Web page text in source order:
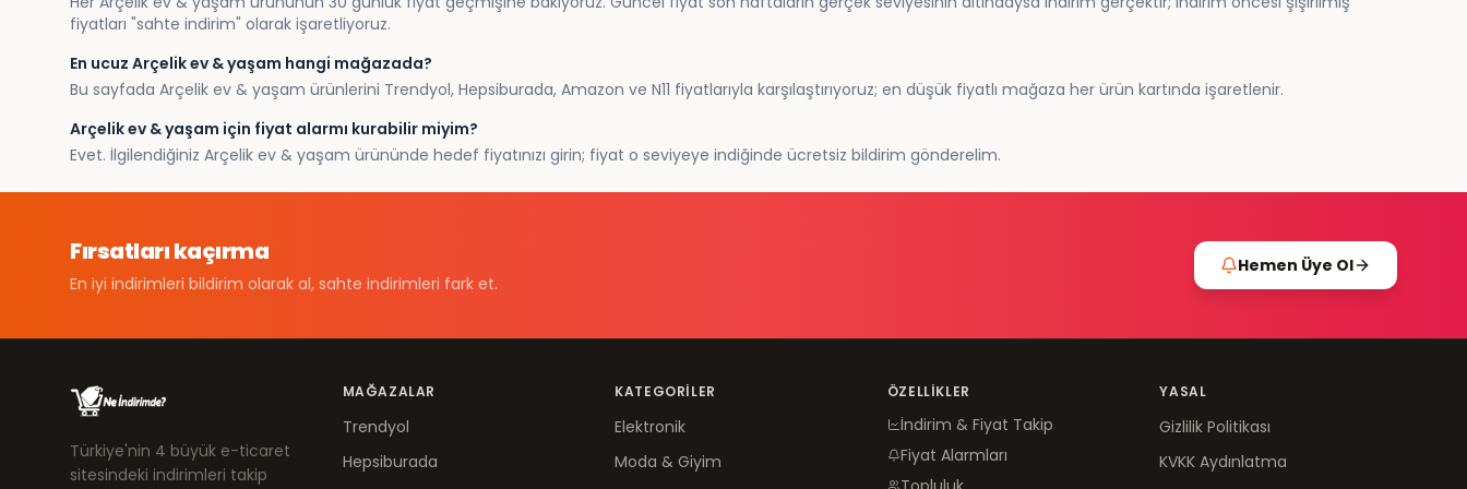
fiyatları "sahte indirim" olarak işaretliyoruz.
En ucuz Arçelik ev & yaşam hangi mağazada?
Bu sayfada Arçelik ev & yaşam ürünlerini Trendyol, Hepsiburada, Amazon ve N11 fiyatlarıyla karşılaştırıyoruz; en düşük fiyatlı mağaza her ürün kartında işaretlenir.
Arçelik ev & yaşam için fiyat alarmı kurabilir miyim?
Evet. İlgilendiğiniz Arçelik ev & yaşam ürününde hedef fiyatınızı girin; fiyat o seviyeye indiğinde ücretsiz bildirim gönderelim.
Fırsatları kaçırma
En iyi indirimleri bildirim olarak al, sahte indirimleri fark et.
Hemen Üye Ol
Türkiye'nin 4 büyük e-ticaret
sitesindeki indirimleri takip
MAĞAZALAR
Trendyol
Hepsiburada
KATEGORILER
Elektronik
Moda & Giyim
ÖZELLIKLER
İndirim & Fiyat Takip
Fiyat Alarmları
YASAL
Gizlilik Politikası
KVKK Aydınlatma